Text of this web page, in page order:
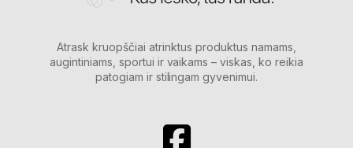
Atrask kruopščiai atrinktus produktus namams,
augintiniams, sportui ir vaikams – viskas, ko reikia
patogiam ir stilingam gyvenimui.